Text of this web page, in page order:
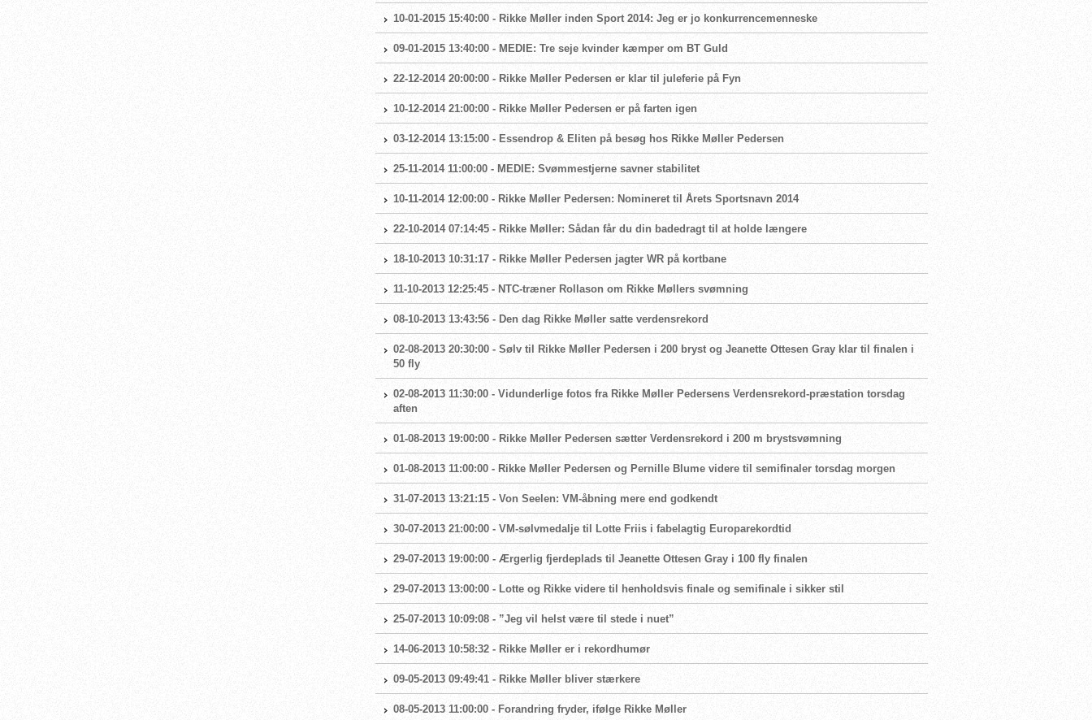
10-01-2015 15:40:00 - Rikke Møller inden Sport 2014: Jeg er jo konkurrencemenneske
09-01-2015 13:40:00 - MEDIE: Tre seje kvinder kæmper om BT Guld
22-12-2014 20:00:00 - Rikke Møller Pedersen er klar til juleferie på Fyn
10-12-2014 21:00:00 - Rikke Møller Pedersen er på farten igen
03-12-2014 13:15:00 - Essendrop & Eliten på besøg hos Rikke Møller Pedersen
25-11-2014 11:00:00 - MEDIE: Svømmestjerne savner stabilitet
10-11-2014 12:00:00 - Rikke Møller Pedersen: Nomineret til Årets Sportsnavn 2014
22-10-2014 07:14:45 - Rikke Møller: Sådan får du din badedragt til at holde længere
18-10-2013 10:31:17 - Rikke Møller Pedersen jagter WR på kortbane
11-10-2013 12:25:45 - NTC-træner Rollason om Rikke Møllers svømning
08-10-2013 13:43:56 - Den dag Rikke Møller satte verdensrekord
02-08-2013 20:30:00 - Sølv til Rikke Møller Pedersen i 200 bryst og Jeanette Ottesen Gray klar til finalen i
50 fly
02-08-2013 11:30:00 - Vidunderlige fotos fra Rikke Møller Pedersens Verdensrekord-præstation torsdag
aften
01-08-2013 19:00:00 - Rikke Møller Pedersen sætter Verdensrekord i 200 m brystsvømning
01-08-2013 11:00:00 - Rikke Møller Pedersen og Pernille Blume videre til semifinaler torsdag morgen
31-07-2013 13:21:15 - Von Seelen: VM-åbning mere end godkendt
30-07-2013 21:00:00 - VM-sølvmedalje til Lotte Friis i fabelagtig Europarekordtid
29-07-2013 19:00:00 - Ærgerlig fjerdeplads til Jeanette Ottesen Gray i 100 fly finalen
29-07-2013 13:00:00 - Lotte og Rikke videre til henholdsvis finale og semifinale i sikker stil
25-07-2013 10:09:08 - ”Jeg vil helst være til stede i nuet”
14-06-2013 10:58:32 - Rikke Møller er i rekordhumør
09-05-2013 09:49:41 - Rikke Møller bliver stærkere
08-05-2013 11:00:00 - Forandring fryder, ifølge Rikke Møller